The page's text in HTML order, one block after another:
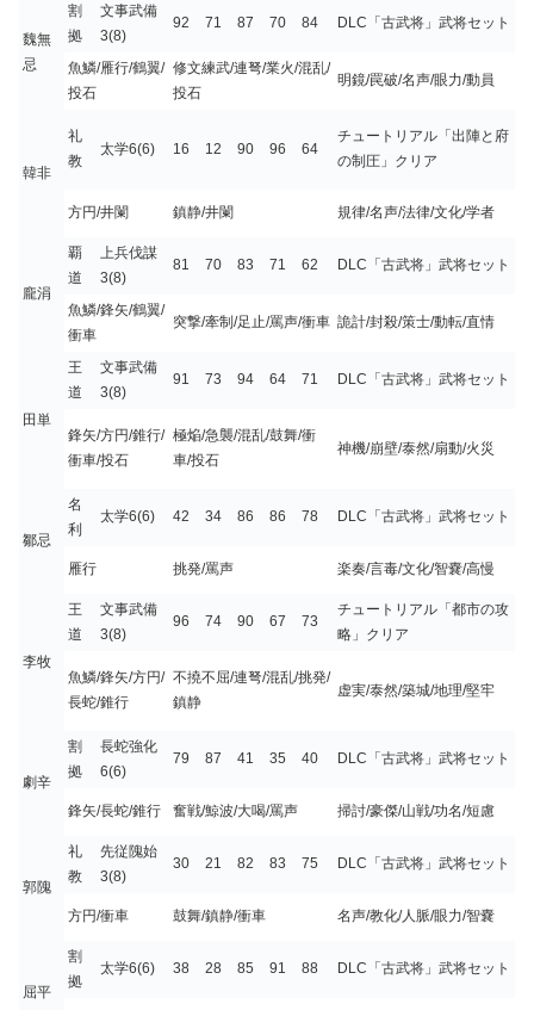
魏無
忌
割
拠
文事武備
3(8)
92 71 87 70 84 DLC「古武将」武将セット
魚鱗/雁行/鶴翼/
投石
修文練武/連弩/業火/混乱/
投石
明鏡/罠破/名声/眼力/動員
韓非
礼
教
太学6(6) 16 12 90 96 64
チュートリアル「出陣と府
の制圧」クリア
方円/井闌 鎮静/井闌 規律/名声/法律/文化/学者
龐涓
覇
道
上兵伐謀
3(8)
81 70 83 71 62 DLC「古武将」武将セット
魚鱗/鋒矢/鶴翼/
衝車
突撃/牽制/足止/罵声/衝車 詭計/封殺/策士/動転/直情
田単
王
道
文事武備
3(8)
91 73 94 64 71 DLC「古武将」武将セット
鋒矢/方円/錐行/
衝車/投石
極焔/急襲/混乱/鼓舞/衝
車/投石
神機/崩壁/泰然/扇動/火災
鄒忌
名
利
太学6(6) 42 34 86 86 78 DLC「古武将」武将セット
雁行 挑発/罵声 楽奏/言毒/文化/智嚢/高慢
李牧
王
道
文事武備
3(8)
96 74 90 67 73
チュートリアル「都市の攻
略」クリア
魚鱗/鋒矢/方円/
長蛇/錐行
不撓不屈/連弩/混乱/挑発/
鎮静
虚実/泰然/築城/地理/堅牢
劇辛
割
拠
長蛇強化
6(6)
79 87 41 35 40 DLC「古武将」武将セット
鋒矢/長蛇/錐行 奮戦/鯨波/大喝/罵声 掃討/豪傑/山戦/功名/短慮
郭隗
礼
教
先従隗始
3(8)
30 21 82 83 75 DLC「古武将」武将セット
方円/衝車 鼓舞/鎮静/衝車 名声/教化/人脈/眼力/智嚢
屈平
割
拠
太学6(6) 38 28 85 91 88 DLC「古武将」武将セット